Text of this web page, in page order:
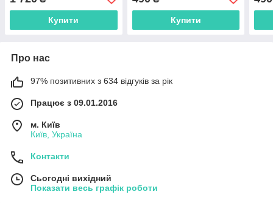
Купити Купити
Про нас
97% позитивних з 634 відгуків за рік
Працює з 09.01.2016
м. Київ
Київ, Україна
Контакти
Сьогодні вихідний
Показати весь графік роботи